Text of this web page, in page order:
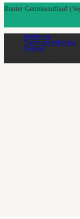
Bunter Gemüseauflauf
Impressum
Datenschutzerklärung
Kontakt